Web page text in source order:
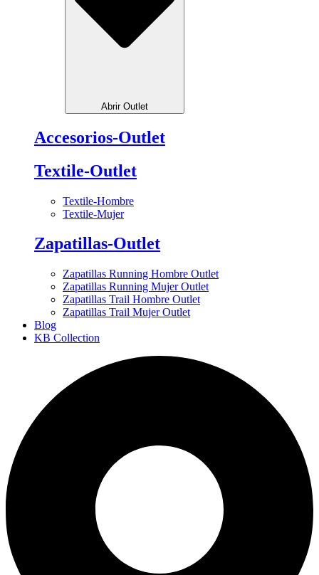
Abrir Outlet
Accesorios-Outlet
Textile-Outlet
Textile-Hombre
Textile-Mujer
Zapatillas-Outlet
Zapatillas Running Hombre Outlet
Zapatillas Running Mujer Outlet
Zapatillas Trail Hombre Outlet
Zapatillas Trail Mujer Outlet
Blog
KB Collection